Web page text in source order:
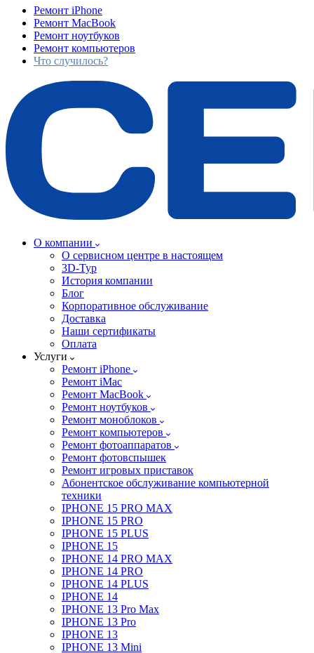
Ремонт iPhone
Ремонт MacBook
Ремонт ноутбуков
Ремонт компьютеров
Что случилось?
О компании
О сервисном центре в настоящем
3D-Тур
История компании
Блог
Корпоративное обслуживание
Доставка
Наши сертификаты
Оплата
Услуги
Ремонт iPhone
Ремонт iMac
Ремонт MacBook
Ремонт ноутбуков
Ремонт моноблоков
Ремонт компьютеров
Ремонт фотоаппаратов
Ремонт фотовспышек
Ремонт игровых приставок
Абонентское обслуживание компьютерной
техники
IPHONE 15 PRO MAX
IPHONE 15 PRO
IPHONE 15 PLUS
IPHONE 15
IPHONE 14 PRO MAX
IPHONE 14 PRO
IPHONE 14 PLUS
IPHONE 14
IPHONE 13 Pro Max
IPHONE 13 Pro
IPHONE 13
IPHONE 13 Mini